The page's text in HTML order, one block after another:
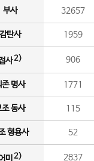
부사 32657
탄사 1959
사2) 906
존 명사 1771
조 동사 115
형용사 52
미 2) 2837